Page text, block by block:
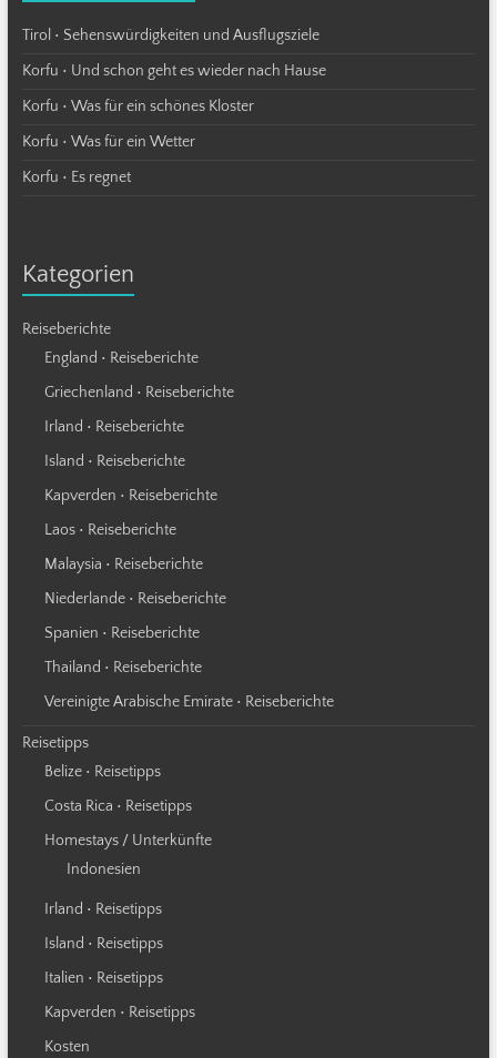
Tirol • Sehenswürdigkeiten und Ausflugsziele
Korfu • Und schon geht es wieder nach Hause
Korfu • Was für ein schönes Kloster
Korfu • Was für ein Wetter
Korfu • Es regnet
Kategorien
Reiseberichte
England • Reiseberichte
Griechenland • Reiseberichte
Irland • Reiseberichte
Island • Reiseberichte
Kapverden • Reiseberichte
Laos • Reiseberichte
Malaysia • Reiseberichte
Niederlande • Reiseberichte
Spanien • Reiseberichte
Thailand • Reiseberichte
Vereinigte Arabische Emirate • Reiseberichte
Reisetipps
Belize • Reisetipps
Costa Rica • Reisetipps
Homestays / Unterkünfte
Indonesien
Irland • Reisetipps
Island • Reisetipps
Italien • Reisetipps
Kapverden • Reisetipps
Kosten